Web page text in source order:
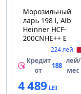
Морозильный
ларь 198 l, Alb
Heinner HCF-
200CNHE++ E
224 лей
Кредит
от
188
лей/
мес
4 489